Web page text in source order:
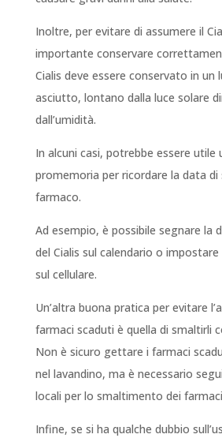
Inoltre, per evitare di assumere il
importante conservare
Cialis deve essere conservato in un
asciutto, lontano dalla luce solare
dall’umidità.
In alcuni casi, potrebbe essere utile
promemoria per ricordare la data di
farmaco.
Ad esempio, è possibile segnare la
del Cialis sul calendario o
sul cellulare.
Un’altra buona pratica per evitare
farmaci scaduti è quella di smaltirli
Non è sicuro gettare i farmaci
nel lavandino, ma è necessario
locali per lo smaltimento dei
Infine, se si ha qualche dubbio